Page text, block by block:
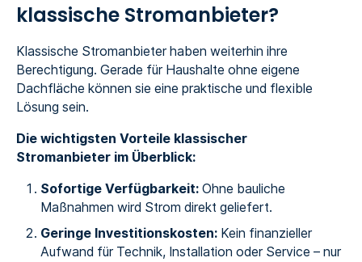
klassische Stromanbieter?
Klassische Stromanbieter haben weiterhin ihre
Berechtigung. Gerade für Haushalte ohne eigene
Dachfläche können sie eine praktische und flexible
Lösung sein.
Die wichtigsten Vorteile klassischer
Stromanbieter im Überblick:
Sofortige Verfügbarkeit:Ohne bauliche
Maßnahmen wird Strom direkt geliefert.
Geringe Investitionskosten:Kein finanzieller
Aufwand für Technik, Installation oder Service – nur